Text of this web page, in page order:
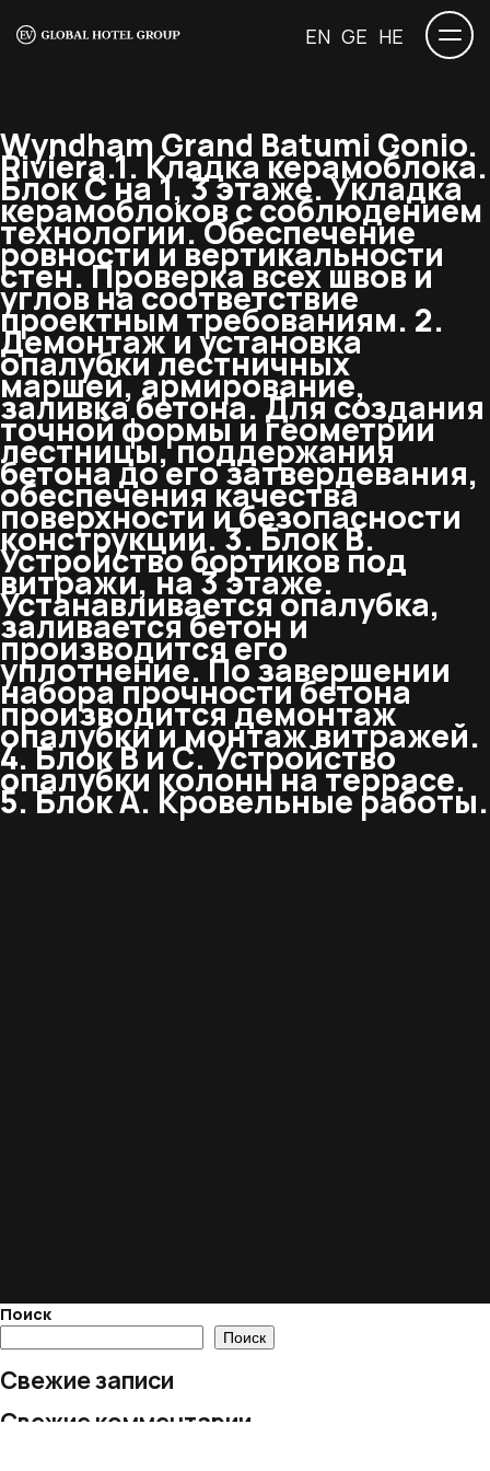
EN GE HE
Wyndham Grand Batumi Gonio.
Riviera.1. Кладка керамоблока.
Блок С на 1, 3 этаже. Укладка
керамоблоков с соблюдением
технологии. Обеспечение
ровности и вертикальности
стен. Проверка всех швов и
углов на соответствие
проектным требованиям. 2.
Демонтаж и установка
опалубки лестничных
маршей, армирование,
заливка бетона. Для создания
точной формы и геометрии
лестницы, поддержания
бетона до его затвердевания,
обеспечения качества
поверхности и безопасности
конструкции. 3. Блок В.
Устройство бортиков под
витражи, на 3 этаже.
Устанавливается опалубка,
заливается бетон и
производится его
уплотнение. По завершении
набора прочности бетона
производится демонтаж
опалубки и монтаж витражей.
4. Блок В и С. Устройство
опалубки колонн на террасе.
5. Блок А. Кровельные работы.
Поиск
Поиск
Свежие записи
Свежие комментарии